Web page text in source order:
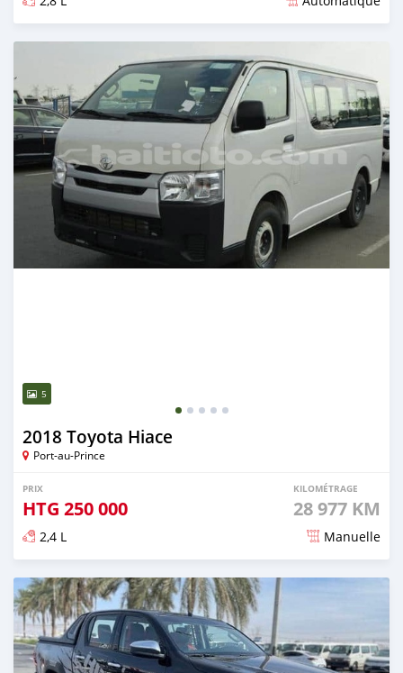
Publié il y a plus de 3 ans
5
2018 Toyota Hiace
Port-au-Prince
PRIX
HTG 250 000
KILOMÉTRAGE
28 977 KM
2,4 L Manuelle
Publié il y a presque 2 ans